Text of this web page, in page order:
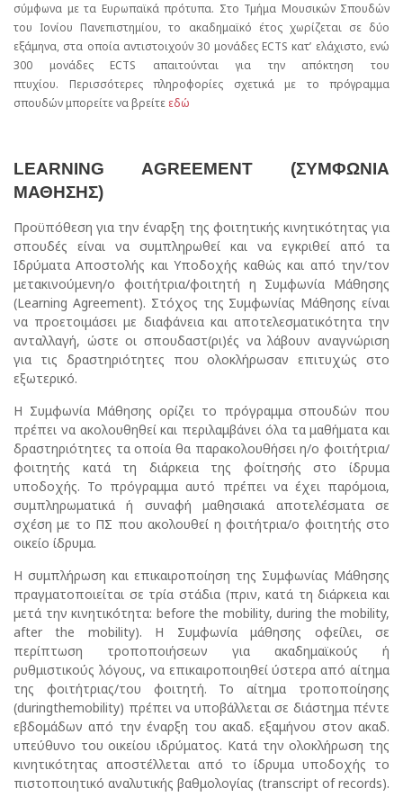
σύμφωνα με τα Ευρωπαϊκά πρότυπα. Στο Τμήμα Μουσικών Σπουδών
του Ιονίου Πανεπιστημίου, το ακαδημαϊκό έτος χωρίζεται σε δύο
εξάμηνα, στα οποία αντιστοιχούν 30 μονάδες ECTS κατ’ ελάχιστο, ενώ
300 μονάδες ECTS απαιτούνται για την απόκτηση του
πτυχίου. Περισσότερες πληροφορίες σχετικά με το πρόγραμμα
σπουδών μπορείτε να βρείτε εδώ
LEARNING AGREEMENT (ΣΥΜΦΩΝΙΑ
ΜΑΘΗΣΗΣ)
Προϋπόθεση για την έναρξη της φοιτητικής κινητικότητας για
σπουδές είναι να συμπληρωθεί και να εγκριθεί από τα
Ιδρύματα Αποστολής και Υποδοχής καθώς και από την/τον
μετακινούμενη/ο φοιτήτρια/φοιτητή η Συμφωνία Mάθησης
(Learning Agreement). Στόχος της Συμφωνίας Μάθησης είναι
να προετοιμάσει με διαφάνεια και αποτελεσματικότητα την
ανταλλαγή, ώστε οι σπουδαστ(ρι)ές να λάβουν αναγνώριση
για τις δραστηριότητες που ολοκλήρωσαν επιτυχώς στο
εξωτερικό.
Η Συμφωνία Μάθησης ορίζει το πρόγραμμα σπουδών που
πρέπει να ακολουθηθεί και περιλαμβάνει όλα τα μαθήματα και
δραστηριότητες τα οποία θα παρακολουθήσει η/ο φοιτήτρια/
φοιτητής κατά τη διάρκεια της φοίτησής στο ίδρυμα
υποδοχής. Το πρόγραμμα αυτό πρέπει να έχει παρόμοια,
συμπληρωματικά ή συναφή μαθησιακά αποτελέσματα σε
σχέση με το ΠΣ που ακολουθεί η φοιτήτρια/ο φοιτητής στο
οικείο ίδρυμα.
Η συμπλήρωση και επικαιροποίηση της Συμφωνίας Μάθησης
πραγματοποιείται σε τρία στάδια (πριν, κατά τη διάρκεια και
μετά την κινητικότητα: before the mobility, during the mobility,
after the mobility). H Συμφωνία μάθησης οφείλει, σε
περίπτωση τροποποιήσεων για ακαδημαϊκούς ή
ρυθμιστικούς λόγους, να επικαιροποιηθεί ύστερα από αίτημα
της φοιτήτριας/του φοιτητή. Το αίτημα τροποποίησης
(duringthemobility) πρέπει να υποβάλλεται σε διάστημα πέντε
εβδομάδων από την έναρξη του ακαδ. εξαμήνου στον ακαδ.
υπεύθυνο του οικείου ιδρύματος. Κατά την ολοκλήρωση της
κινητικότητας αποστέλλεται από το ίδρυμα υποδοχής το
πιστοποιητικό αναλυτικής βαθμολογίας (transcript of records).